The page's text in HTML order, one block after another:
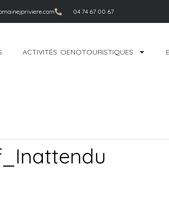
04 74 67 00 67
ACTIVITÉS OENOTOURISTIQUES